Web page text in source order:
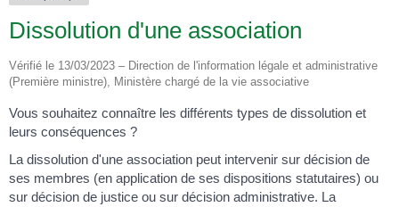
Dissolution d'une association
Vérifié le 13/03/2023 – Direction de l'information légale et administrative
(Première ministre), Ministère chargé de la vie associative
Vous souhaitez connaître les différents types de dissolution et
leurs conséquences ?
La dissolution d'une association peut intervenir sur décision de
ses membres (en application de ses dispositions statutaires) ou
sur décision de justice ou sur décision administrative. La